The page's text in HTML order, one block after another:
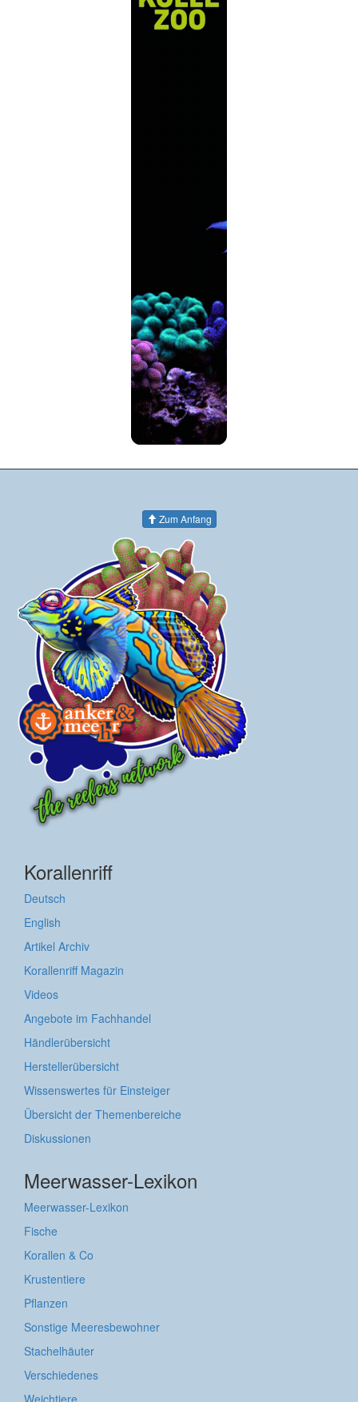
Zum Anfang
Korallenriff
Deutsch
English
Artikel Archiv
Korallenriff Magazin
Videos
Angebote im Fachhandel
Händlerübersicht
Herstellerübersicht
Wissenswertes für Einsteiger
Übersicht der Themenbereiche
Diskussionen
Meerwasser-Lexikon
Meerwasser-Lexikon
Fische
Korallen & Co
Krustentiere
Pflanzen
Sonstige Meeresbewohner
Stachelhäuter
Verschiedenes
Weichtiere